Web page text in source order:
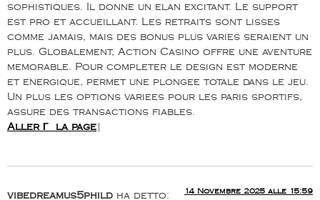
sophistiques. Il donne un elan excitant. Le support
est pro et accueillant. Les retraits sont lisses
comme jamais, mais des bonus plus varies seraient un
plus. Globalement, Action Casino offre une aventure
memorable. Pour completer le design est moderne
et energique, permet une plongee totale dans le jeu.
Un plus les options variees pour les paris sportifs,
assure des transactions fiables.
Aller Г la page
vibedreamus5phild ha detto: 14 Novembre 2025 alle 15:59